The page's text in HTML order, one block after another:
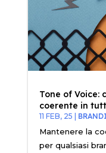
Tone of Voice:
coerente in
11 FEB, 25
Mantenere la
per qualsiasi